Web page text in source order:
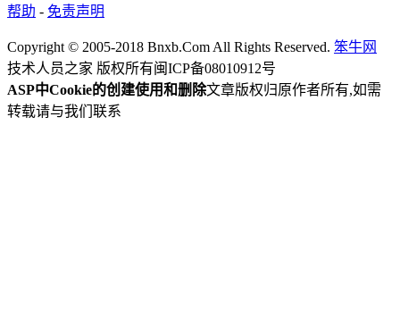
帮助 - 免责声明
Copyright © 2005-2018 Bnxb.Com All Rights Reserved. 笨牛网
技术人员之家 版权所有闽ICP备08010912号
ASP中Cookie的创建使用和删除文章版权归原作者所有,如需
转载请与我们联系